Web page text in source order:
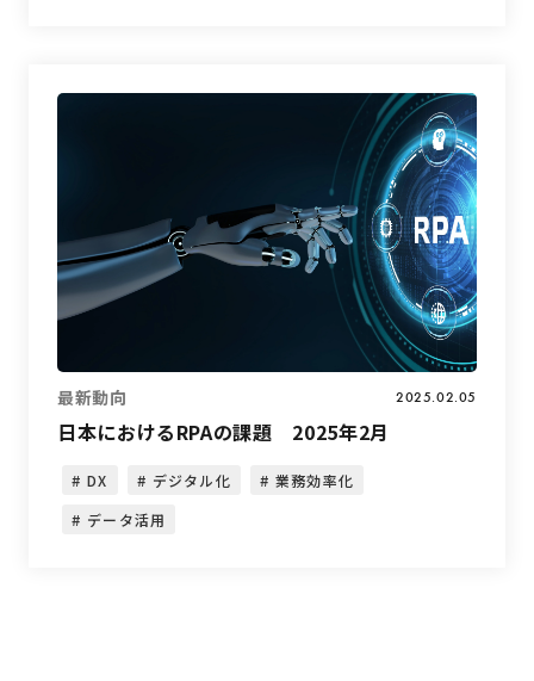
最新動向 2025.02.05
日本におけるRPAの課題 2025年2月
DX デジタル化
業務効率化
データ活用